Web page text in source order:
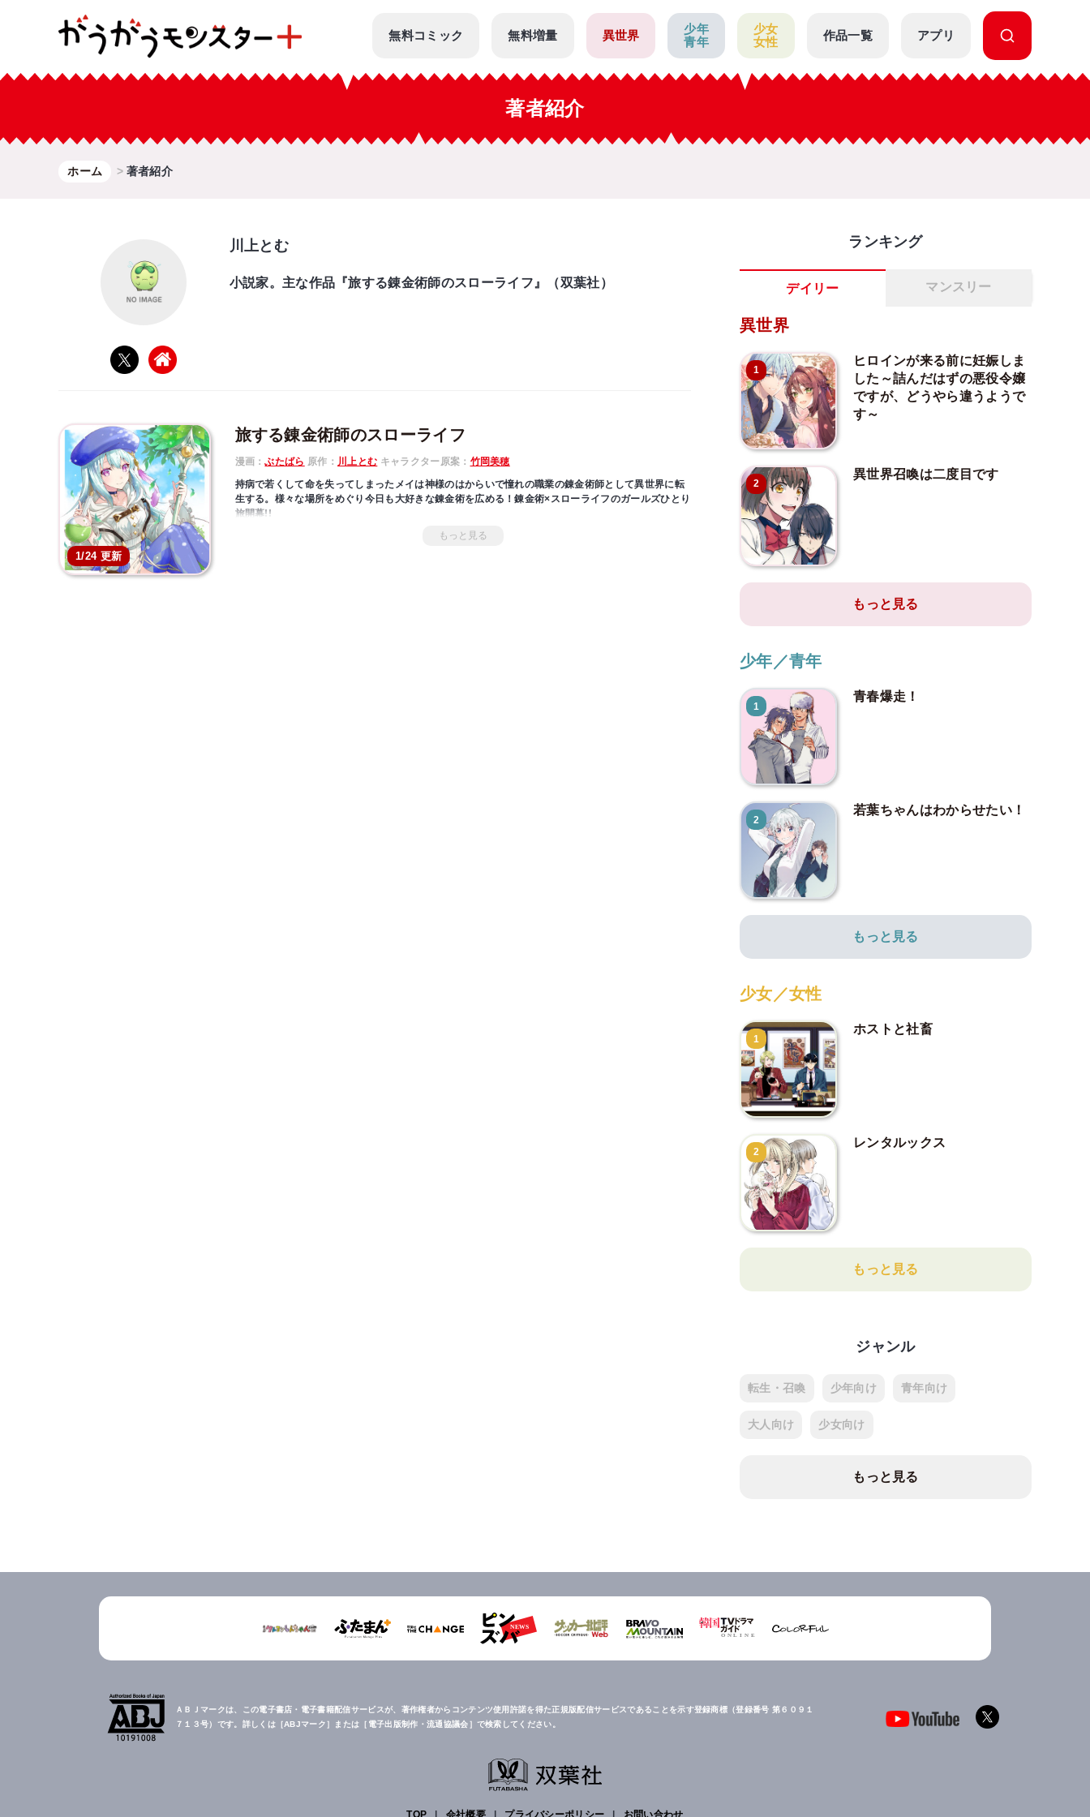
無料コミック 無料増量 異世界
少年
青年
少女
女性
作品一覧 アプリ
著者紹介
ホーム 著者紹介
川上とむ
小説家。主な作品『旅する錬金術師のスローライフ』（双葉社）
1/24 更新
旅する錬金術師のスローライフ
漫画：ぶたばら 原作： 川上とむ キャラクター原案： 竹岡美穂
持病で若くして命を失ってしまったメイは神様のはからいで憧れの職業の錬金術師として異世界に転
生する。様々な場所をめぐり今日も大好きな錬金術を広める！錬金術×スローライフのガールズひとり
旅開幕!!
もっと見る
ランキング
デイリー マンスリー
異世界
1
ヒロインが来る前に妊娠しま
した～詰んだはずの悪役令嬢
ですが、どうやら違うようで
す～
2
異世界召喚は二度目です
もっと見る
少年／青年
1
青春爆走！
2
若葉ちゃんはわからせたい！
もっと見る
少女／女性
1
ホストと社畜
2
レンタルックス
もっと見る
ジャンル
転生・召喚 少年向け 青年向け
大人向け 少女向け
もっと見る
ＡＢＪマークは、この電子書店・電子書籍配信サービスが、著作権者からコンテンツ使用許諾を得た正規版配信サービスであることを示す登録商標（登録番号 第６０９１
７１３号）です。詳しくは［ABJマーク］または［電子出版制作・流通協議会］で検索してください。
TOP 会社概要 プライバシーポリシー お問い合わせ